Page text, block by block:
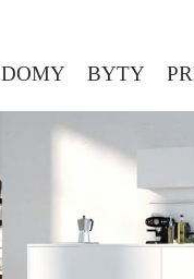
DOMY BYTY